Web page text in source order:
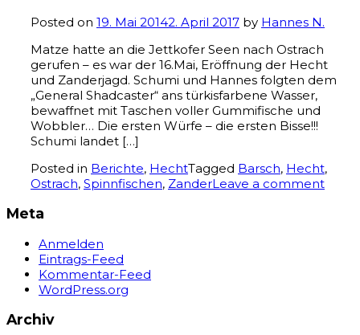
Posted on 19. Mai 20142. April 2017 by Hannes N.
Matze hatte an die Jettkofer Seen nach Ostrach
gerufen – es war der 16.Mai, Eröffnung der Hecht
und Zanderjagd. Schumi und Hannes folgten dem
„General Shadcaster“ ans türkisfarbene Wasser,
bewaffnet mit Taschen voller Gummifische und
Wobbler… Die ersten Würfe – die ersten Bisse!!!
Schumi landet […]
Posted in Berichte, HechtTagged Barsch, Hecht,
Ostrach, Spinnfischen, ZanderLeave a comment
Meta
Anmelden
Eintrags-Feed
Kommentar-Feed
WordPress.org
Archiv